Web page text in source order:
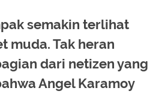
semakin terlihat
muda. Tak heran
dari netizen yang
Angel Karamoy